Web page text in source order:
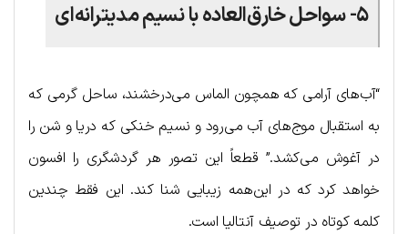
۵- سواحل خارق‌العاده با نسیم مدیترانه‌ای
“آب‌های آرامی که همچون الماس می‌درخشند، ساحل گرمی که
به استقبال موج‌های آب می‌رود و نسیم خنکی که دریا و شن را
در آغوش می‌کشد.” قطعاً این تصور هر گردشگری را افسون
خواهد کرد که در این‌همه زیبایی شنا کند. این فقط چندین
کلمه کوتاه در توصیف آنتالیا است.